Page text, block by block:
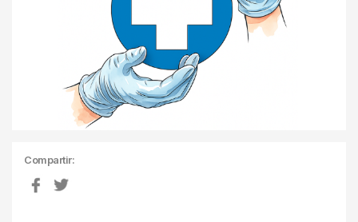
Compartir: